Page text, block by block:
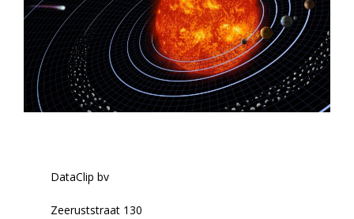
DataClip bv
Zeeruststraat 130